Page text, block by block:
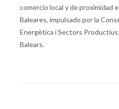
comercio local y de proximidad
Baleares, impulsado por la
Energètica i Sectors
Balears.